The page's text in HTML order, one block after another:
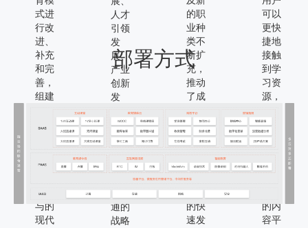
式进
行改
进、
补充
和完
善，
组建
学校
和企
同参
与的
现代
人才
引领
发
展、
产业
创新
发
展、
经济
高质
量发
展相
接贯
通的
战略
的职
业种
类不
断扩
充，
推动
了成
人培
训在
线化
与企
业培
训数
字化
的快
速发
可以
更快
捷地
接触
到学
习资
源，
图文
并茂
的知
识社
区和
的内
容平
部署方式